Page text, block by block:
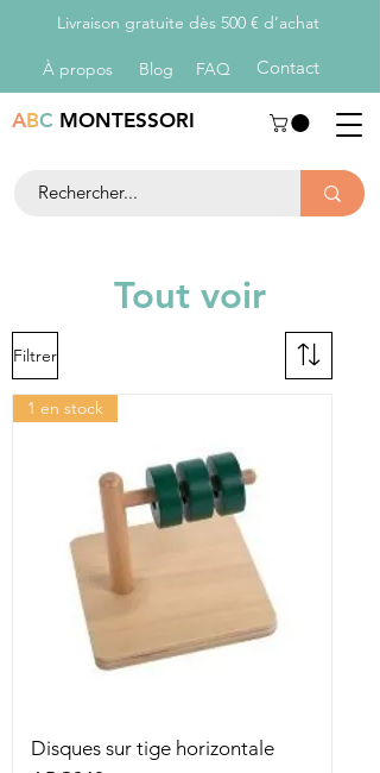
Livraison gratuite dès 500 € d’achat
À propos Blog FAQ Contact
ABC MONTESSORI
Tout voir
Filtrer
1 en stock
Disques sur tige horizontale